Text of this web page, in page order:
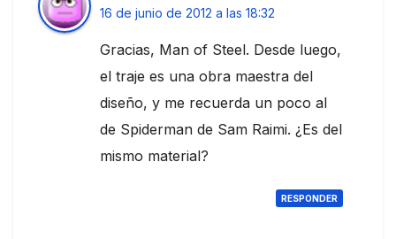
16 de junio de 2012 a las 18:32
Gracias, Man of Steel. Desde luego,
el traje es una obra maestra del
diseño, y me recuerda un poco al
de Spiderman de Sam Raimi. ¿Es del
mismo material?
RESPONDER